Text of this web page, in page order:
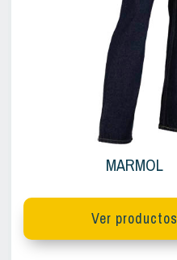
MARMOL
Ver productos